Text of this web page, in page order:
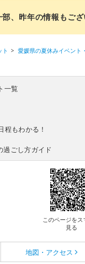
、昨年の情報もござ
愛媛県の夏休みイベント
一覧
程もわかる！
過ごし方ガイド
このページをス
見る
地図・アクセス